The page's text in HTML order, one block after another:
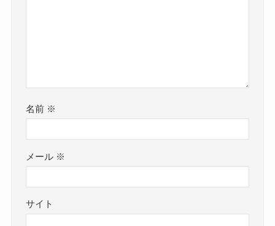
名前 ※
メール ※
サイト